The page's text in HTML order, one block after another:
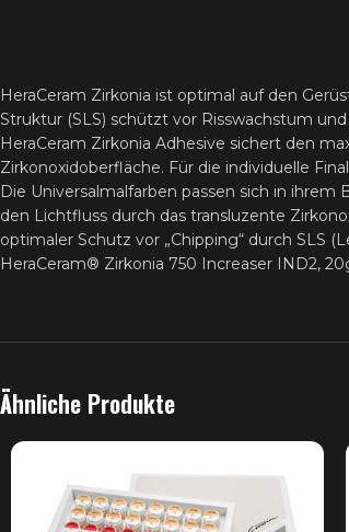
HeraCeram Zirkonia ist optimal auf den
Struktur (SLS) schützt vor Risswachstum
HeraCeram Zirkonia Adhesive sichert den
Zirkonoxidoberfläche. Für die individuelle
Die Universalmalfarben passen sich in
den Lichtfluss durch das transluzente
optimaler Schutz vor „Chipping“ durch SLS
HeraCeram® Zirkonia 750 Increaser IND2,
Ähnliche Produkte